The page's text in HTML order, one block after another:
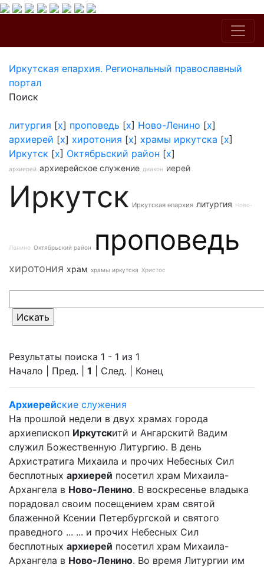
Иркутская епархия. Региональный православный
портал
Поиск
литургия [x] проповедь [x] Ново-Ленино [x]
архиерей [x] хиротония [x] храмы иркутска [x]
Иркутск [x] Октябрьский район [x]
архиерей архиерейское служение диакон иерей
Иркутск Иркутская епархия литургия Ново-
Ленино Октябрьский район проповедь
хиротония храм храмы иркутска Христос
Результаты поиска 1 - 1 из 1
Начало | Пред. | 1 | След. | Конец
Архиерейские служения
На прошлой недели в двух храмах города
архиепископ Иркутскитй и Ангарскитй Вадим
служил Божественную Литургию. В день
Архистратига Михаила и прочих Небесных Сил
бесплотных архиерей посетил храм Михаила-
Архангела в Ново-Ленино. В воскресенье владыка
порадовал своим посещением храм святой
блаженной Ксении Петербургской и святого
праведного ... ... и прочих Небесных Сил
бесплотных архиерей посетил храм Михаила-
Архангела в Ново-Ленино. Во время Литургии им